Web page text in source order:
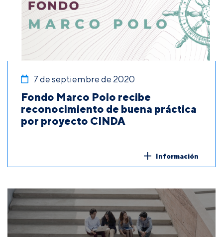
7 de septiembre de 2020
Fondo Marco Polo recibe
reconocimiento de buena práctica
por proyecto CINDA
Información